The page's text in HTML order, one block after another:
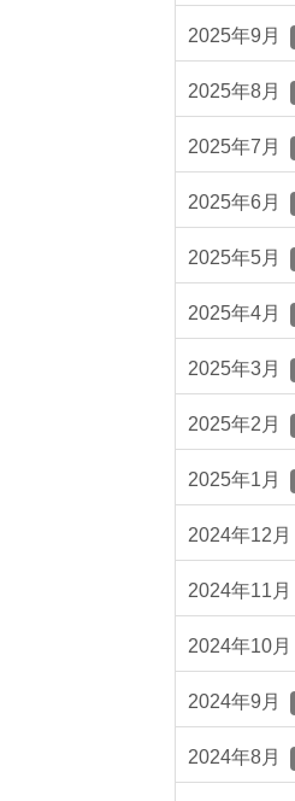
2025年9月
2025年8月
2025年7月
2025年6月
2025年5月
2025年4月
2025年3月
2025年2月
2025年1月
2024年12月
2024年11月
2024年10月
2024年9月
2024年8月